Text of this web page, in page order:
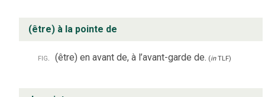
(être) à la pointe de
fig. (être) en avant de, à l’avant-garde de. (inTLF)